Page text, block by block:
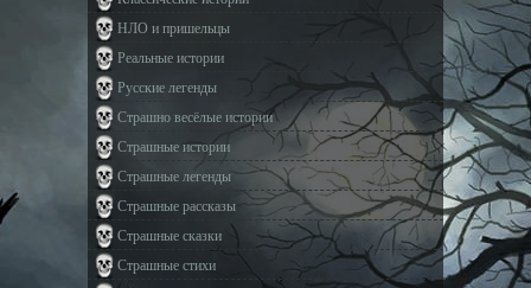
НЛО и пришельцы
Реальные истории
Русские легенды
Страшно весёлые истории
Страшные истории
Страшные легенды
Страшные рассказы
Страшные сказки
Страшные стихи